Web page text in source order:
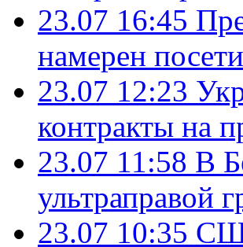
23.07 16:45
намерен
23.07 12:23
контракты на
23.07 11:58 В
ультраправой
23.07 10:35